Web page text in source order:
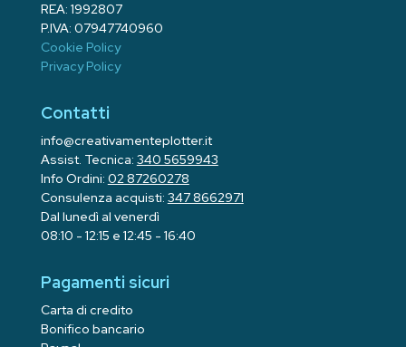
REA: 1992807
P.IVA: 07947740960
Cookie Policy
Privacy Policy
Contatti
info@creativamenteplotter.it
Assist. Tecnica: 340 5659943
Info Ordini: 02 87260278
Consulenza acquisti: 347 8662971
Dal lunedì al venerdì
08:10 - 12:15 e 12:45 - 16:40
Pagamenti sicuri
Carta di credito
Bonifico bancario